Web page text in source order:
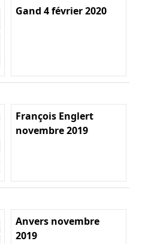
Gand 4 février 2020
François Englert
novembre 2019
Anvers novembre
2019